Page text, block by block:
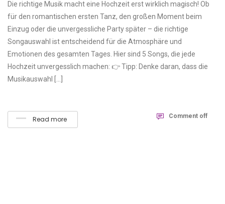
Die richtige Musik macht eine Hochzeit erst wirklich magisch! Ob
für den romantischen ersten Tanz, den großen Moment beim
Einzug oder die unvergessliche Party später – die richtige
Songauswahl ist entscheidend für die Atmosphäre und
Emotionen des gesamten Tages. Hier sind 5 Songs, die jede
Hochzeit unvergesslich machen: 👉 Tipp: Denke daran, dass die
Musikauswahl […]
Read more Comment off